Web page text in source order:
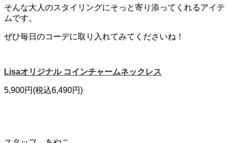
そんな大人のスタイリングにそっと寄り添ってくれるアイテ
ムです。
ぜひ毎日のコーデに取り入れてみてくださいね！
Lisaオリジナル コインチャームネックレス
5,900円(税込6,490円)